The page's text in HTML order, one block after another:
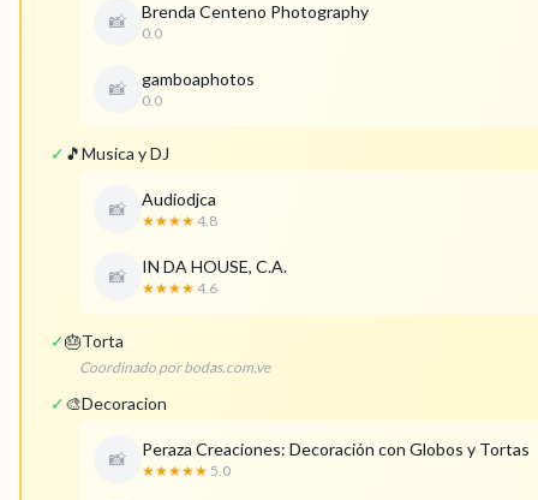
📸 Brenda Centeno Photography
0.0
📸 gamboaphotos
0.0
✓ 🎵Musica y DJ
📸 Audiodjca
★★★★ 4.8
📸 IN DA HOUSE, C.A.
★★★★ 4.6
✓🎂Torta
Coordinado por bodas.com.ve
✓🎨Decoracion
📸 Peraza Creaciones: Decoración con Globos y Tortas
★★★★★ 5.0